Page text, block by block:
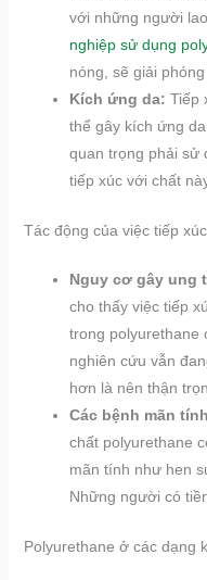
với những người
nghiệp sử dụng
nóng, sẽ giải phóng
Kích ứng da: Tiếp
thể gây kích ứng
quan trọng phải sử
tiếp xúc với chất
Tác động của việc tiếp
Nguy cơ gây ung
cho thấy việc tiếp
trong polyurethane
nghiên cứu vẫn
hơn là nên thận
Các bệnh mãn
chất polyurethane
mãn tính như hen
Những người có
Polyurethane ở các dạng